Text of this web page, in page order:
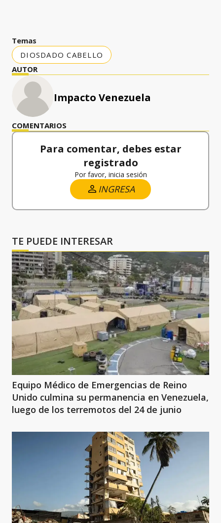
Temas
DIOSDADO CABELLO
AUTOR
Impacto Venezuela
COMENTARIOS
Para comentar, debes estar
registrado
Por favor, inicia sesión
INGRESA
TE PUEDE INTERESAR
Equipo Médico de Emergencias de Reino
Unido culmina su permanencia en Venezuela,
luego de los terremotos del 24 de junio